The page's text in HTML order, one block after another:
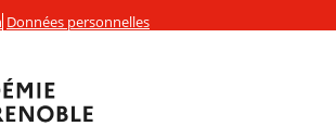
Données personnelles